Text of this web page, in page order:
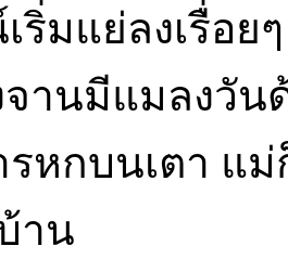
ริ่มแย่ลงเรื่อ
จานมีแมลงวัน
รหกบนเตา แ
าน